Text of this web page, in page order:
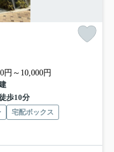
円～10,000円
歩10分
宅配ボックス